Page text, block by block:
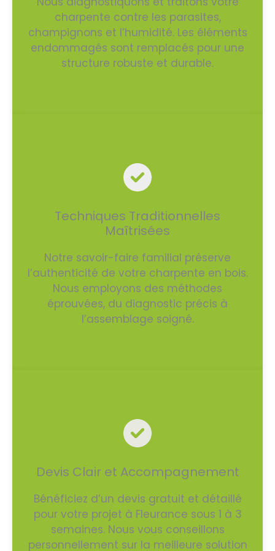
charpente contre les parasites,
champignons et l’humidité. Les éléments
endommagés sont remplacés pour une
structure robuste et durable.
Techniques Traditionnelles
Maîtrisées
Notre savoir-faire familial préserve
l’authenticité de votre charpente en bois.
Nous employons des méthodes
éprouvées, du diagnostic précis à
l’assemblage soigné.
Devis Clair et Accompagnement
Bénéficiez d’un devis gratuit et détaillé
pour votre projet à Fleurance sous 1 à 3
semaines. Nous vous conseillons
personnellement sur la meilleure solution